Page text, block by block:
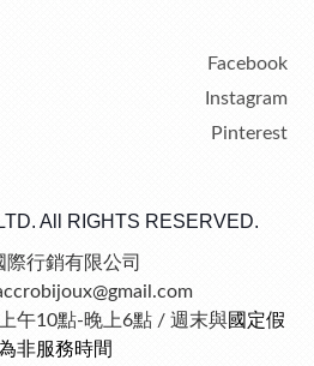
Facebook
Instagram
Pinterest
All RIGHTS RESERVED.
際行銷有限公司
午10點-晚上6點 / 週末與國定假
非服務時間